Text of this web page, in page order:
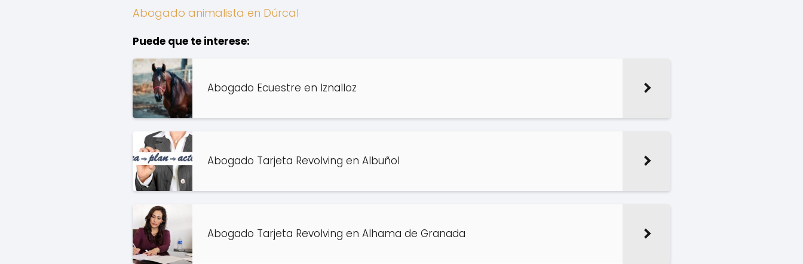
Abogado animalista en Dúrcal
Puede que te interese:
Abogado Ecuestre en Iznalloz
Abogado Tarjeta Revolving en Albuñol
Abogado Tarjeta Revolving en Alhama de Granada